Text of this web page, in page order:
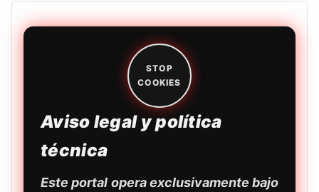
STOP
COOKIES
Aviso legal y política
técnica
Este portal opera exclusivamente bajo